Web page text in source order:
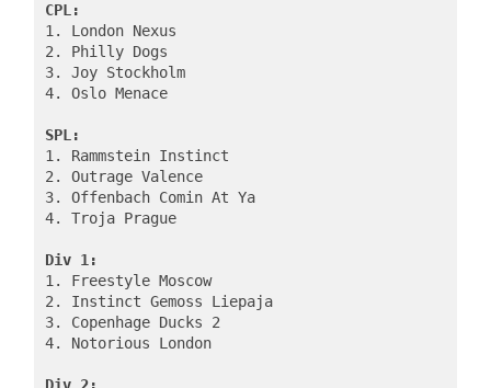
CPL:
1. London Nexus
2. Philly Dogs
3. Joy Stockholm
4. Oslo Menace
SPL:
1. Rammstein Instinct
2. Outrage Valence
3. Offenbach Comin At Ya
4. Troja Prague
Div 1:
1. Freestyle Moscow
2. Instinct Gemoss Liepaja
3. Copenhage Ducks 2
4. Notorious London